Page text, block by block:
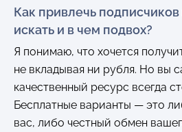
Как привлечь подписчиков
искать и в чем подвох?
Я понимаю, что хочется
не вкладывая ни рубля. Но вы
качественный ресурс всегда
Бесплатные варианты — это
вас, либо честный обмен